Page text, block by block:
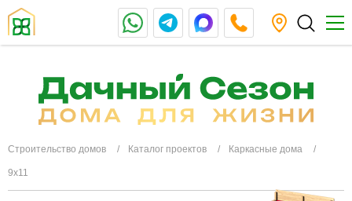
Строительство домов Каталог проектов Каркасные дома
9х11